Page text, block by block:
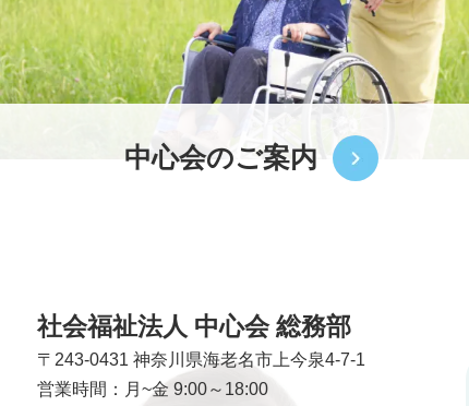
中心会のご案内
社会福祉法人 中心会 総務部
〒243-0431 神奈川県海老名市上今泉4-7-1
営業時間：月~金 9:00～18:00